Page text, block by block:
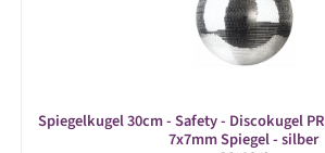
Spiegelkugel 30cm - Safety - Discokugel
7x7mm Spiegel - silber